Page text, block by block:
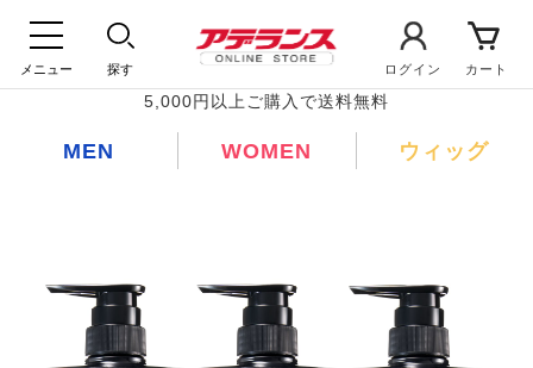
メニュー 探す ログイン カート
5,000円以上ご購入で送料無料
MEN WOMEN ウィッグ